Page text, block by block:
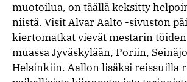
muotoilua, on täällä keksitty
niistä. Visit Alvar Aalto -sivuston
kiertomatkat vievät mestarin
muassa Jyväskylään, Poriin,
Helsinkiin. Aallon lisäksi reissuilla